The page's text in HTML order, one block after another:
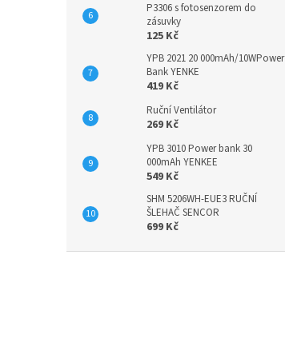
P3306 s fotosenzorem do
zásuvky
125 Kč
YPB 2021 20 000mAh/10WPower
Bank YENKE
419 Kč
Ruční Ventilátor
269 Kč
YPB 3010 Power bank 30
000mAh YENKEE
549 Kč
SHM 5206WH-EUE3 RUČNÍ
ŠLEHAČ SENCOR
699 Kč